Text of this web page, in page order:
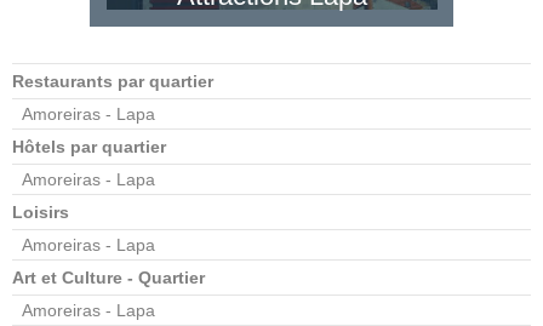
Restaurants par quartier
Amoreiras - Lapa
Hôtels par quartier
Amoreiras - Lapa
Loisirs
Amoreiras - Lapa
Art et Culture - Quartier
Amoreiras - Lapa